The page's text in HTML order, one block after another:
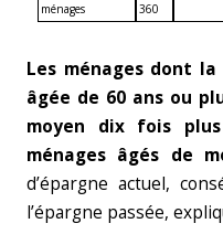
ménages
360
Les ménages dont
âgée de 60 ans ou
moyen dix fois
ménages âgés de
d’épargne actuel,
l’épargne passée,